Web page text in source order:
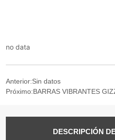
no data
Anterior:Sin datos
Próximo:BARRAS VIBRANTES
DESCRIPCIÓN